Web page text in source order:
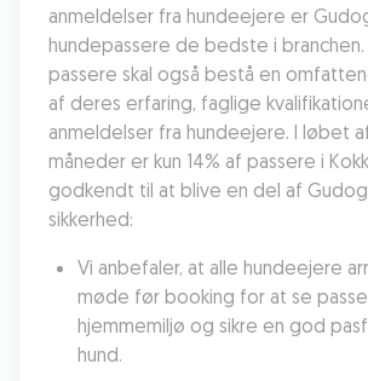
anmeldelser fra hundeejere er
hundepassere de bedste i
passere skal også bestå en
af deres erfaring, faglige
anmeldelser fra hundeejere. I løbet
måneder er kun 14% af passere i
godkendt til at blive en del af
sikkerhed:
Vi anbefaler, at alle hundeejere
møde før booking for at se
hjemmemiljø og sikre en god
hund.